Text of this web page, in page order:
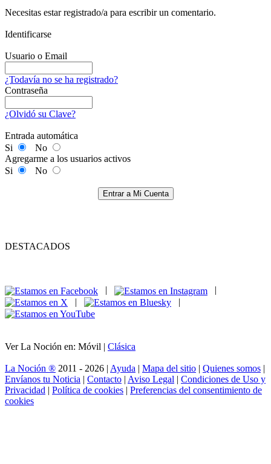
Necesitas estar registrado/a para escribir un comentario.
Identificarse
Usuario o Email
¿Todavía no se ha registrado?
Contraseña
¿Olvidó su Clave?
Entrada automática
Si
No
Agregarme a los usuarios activos
Si
No
Entrar a Mi Cuenta
DESTACADOS
|
|
Ver La Noción en: Móvil | Clásica
La Noción ® 2011 - 2026 | Ayuda | Mapa del sitio | Quienes somos |
Envíanos tu Noticia | Contacto | Aviso Legal | Condiciones de Uso y
Privacidad | Política de cookies | Preferencias del consentimiento de
cookies